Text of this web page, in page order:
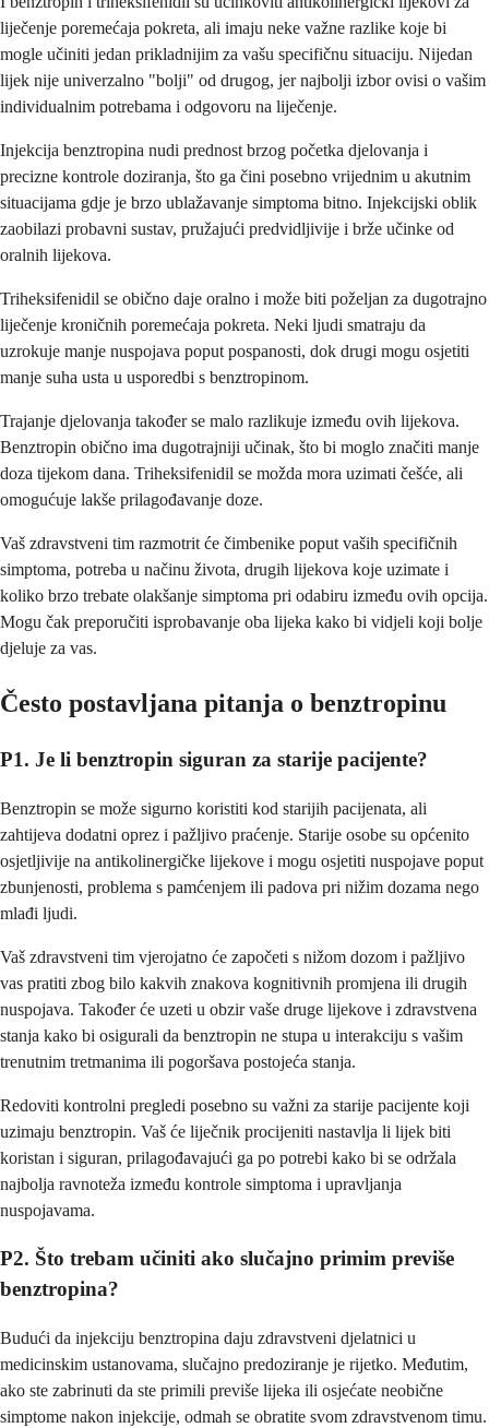
liječenje poremećaja pokreta, ali imaju neke važne razlike koje bi
mogle učiniti jedan prikladnijim za vašu specifičnu situaciju. Nijedan
lijek nije univerzalno "bolji" od drugog, jer najbolji izbor ovisi o vašim
individualnim potrebama i odgovoru na liječenje.
Injekcija benztropina nudi prednost brzog početka djelovanja i
precizne kontrole doziranja, što ga čini posebno vrijednim u akutnim
situacijama gdje je brzo ublažavanje simptoma bitno. Injekcijski oblik
zaobilazi probavni sustav, pružajući predvidljivije i brže učinke od
oralnih lijekova.
Triheksifenidil se obično daje oralno i može biti poželjan za dugotrajno
liječenje kroničnih poremećaja pokreta. Neki ljudi smatraju da
uzrokuje manje nuspojava poput pospanosti, dok drugi mogu osjetiti
manje suha usta u usporedbi s benztropinom.
Trajanje djelovanja također se malo razlikuje između ovih lijekova.
Benztropin obično ima dugotrajniji učinak, što bi moglo značiti manje
doza tijekom dana. Triheksifenidil se možda mora uzimati češće, ali
omogućuje lakše prilagođavanje doze.
Vaš zdravstveni tim razmotrit će čimbenike poput vaših specifičnih
simptoma, potreba u načinu života, drugih lijekova koje uzimate i
koliko brzo trebate olakšanje simptoma pri odabiru između ovih opcija.
Mogu čak preporučiti isprobavanje oba lijeka kako bi vidjeli koji bolje
djeluje za vas.
Često postavljana pitanja o benztropinu
P1. Je li benztropin siguran za starije pacijente?
Benztropin se može sigurno koristiti kod starijih pacijenata, ali
zahtijeva dodatni oprez i pažljivo praćenje. Starije osobe su općenito
osjetljivije na antikolinergičke lijekove i mogu osjetiti nuspojave poput
zbunjenosti, problema s pamćenjem ili padova pri nižim dozama nego
mlađi ljudi.
Vaš zdravstveni tim vjerojatno će započeti s nižom dozom i pažljivo
vas pratiti zbog bilo kakvih znakova kognitivnih promjena ili drugih
nuspojava. Također će uzeti u obzir vaše druge lijekove i zdravstvena
stanja kako bi osigurali da benztropin ne stupa u interakciju s vašim
trenutnim tretmanima ili pogoršava postojeća stanja.
Redoviti kontrolni pregledi posebno su važni za starije pacijente koji
uzimaju benztropin. Vaš će liječnik procijeniti nastavlja li lijek biti
koristan i siguran, prilagođavajući ga po potrebi kako bi se održala
najbolja ravnoteža između kontrole simptoma i upravljanja
nuspojavama.
P2. Što trebam učiniti ako slučajno primim previše
benztropina?
Budući da injekciju benztropina daju zdravstveni djelatnici u
medicinskim ustanovama, slučajno predoziranje je rijetko. Međutim,
ako ste zabrinuti da ste primili previše lijeka ili osjećate neobične
simptome nakon injekcije, odmah se obratite svom zdravstvenom timu.